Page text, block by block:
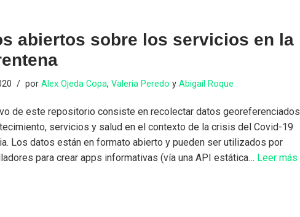
abiertos sobre los servicios en la
porAlex Ojeda Copa,Valeria Peredo yAbigail Roque
de este repositorio consiste en recolectar datos georeferenciados
servicios y salud en el contexto de la crisis del Covid-19
Los datos están en formato abierto y pueden ser utilizados por
para crear apps informativas (vía una API estática… Leer más